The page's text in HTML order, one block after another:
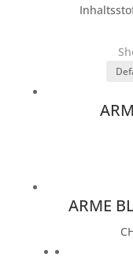
ARME